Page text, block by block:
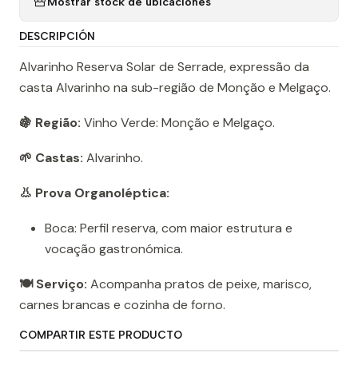
DESCRIPCIÓN
Alvarinho Reserva Solar de Serrade, expressão da
casta Alvarinho na sub-região de Monção e Melgaço.
🍇 Região: Vinho Verde: Monção e Melgaço.
🌱 Castas: Alvarinho.
👃 Prova Organoléptica:
Boca: Perfil reserva, com maior estrutura e
vocação gastronómica.
🍽️ Serviço: Acompanha pratos de peixe, marisco,
carnes brancas e cozinha de forno.
COMPARTIR ESTE PRODUCTO